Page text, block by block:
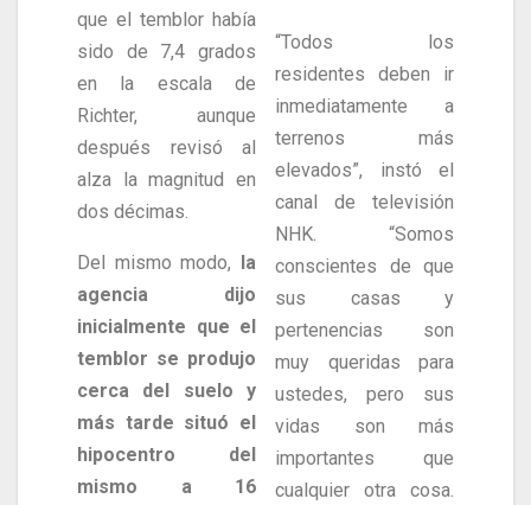
que el temblor había
sido de 7,4 grados
en la escala de
Richter, aunque
después revisó al
alza la magnitud en
dos décimas.
Del mismo modo, la
agencia dijo
inicialmente que el
temblor se produjo
cerca del suelo y
más tarde situó el
hipocentro del
mismo a 16
“Todos los
residentes deben ir
inmediatamente a
terrenos más
elevados”, instó el
canal de televisión
NHK. “Somos
conscientes de que
sus casas y
pertenencias son
muy queridas para
ustedes, pero sus
vidas son más
importantes que
cualquier otra cosa.